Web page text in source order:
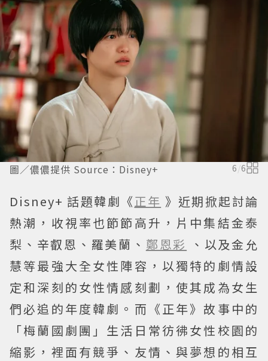
圖／儂儂提供 Source：Disney+ 6 /6
Disney+ 話題韓劇《正年 》近期掀起討論
熱潮，收視率也節節高升，片中集結金泰
梨、辛叡恩、羅美蘭、 鄭恩彩
、以及金允
慧等最強大全女性陣容，以獨特的劇情設
定和深刻的女性情感刻劃，使其成為女生
們必追的年度韓劇。而《正年》故事中的
「梅蘭國劇團」生活日常彷彿女性校園的
縮影，裡面有競爭、友情、與夢想的相互